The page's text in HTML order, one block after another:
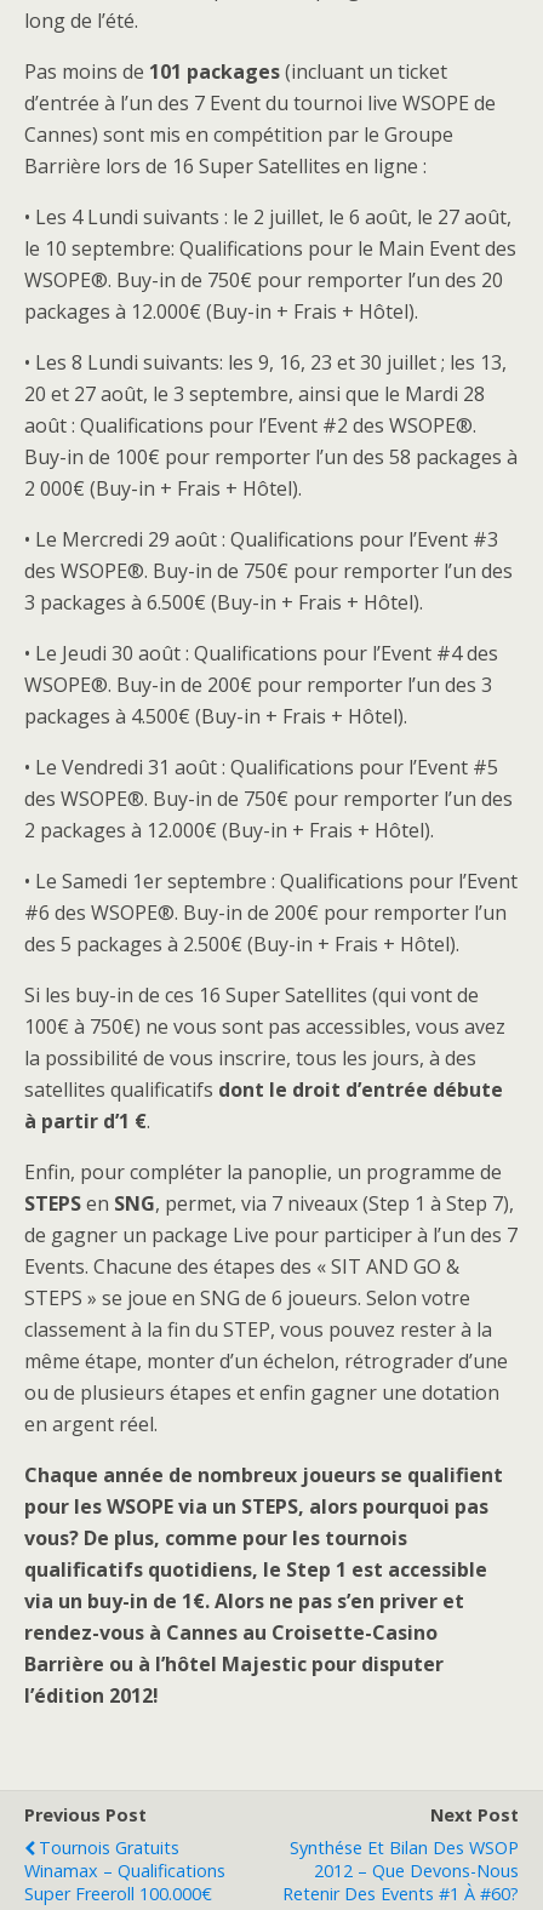
long de l’été.
Pas moins de 101 packages(incluant un ticket
d’entrée à l’un des 7 Event du tournoi live WSOPE de
Cannes) sont mis en compétition par le Groupe
Barrière lors de 16 Super Satellites en ligne :
• Les 4 Lundi suivants : le 2 juillet, le 6 août, le 27 août,
le 10 septembre: Qualifications pour le Main Event des
WSOPE®. Buy-in de 750€ pour remporter l’un des 20
packages à 12.000€ (Buy-in + Frais + Hôtel).
• Les 8 Lundi suivants: les 9, 16, 23 et 30 juillet ; les 13,
20 et 27 août, le 3 septembre, ainsi que le Mardi 28
août : Qualifications pour l’Event #2 des WSOPE®.
Buy-in de 100€ pour remporter l’un des 58 packages à
2 000€ (Buy-in + Frais + Hôtel).
• Le Mercredi 29 août : Qualifications pour l’Event #3
des WSOPE®. Buy-in de 750€ pour remporter l’un des
3 packages à 6.500€ (Buy-in + Frais + Hôtel).
• Le Jeudi 30 août : Qualifications pour l’Event #4 des
WSOPE®. Buy-in de 200€ pour remporter l’un des 3
packages à 4.500€ (Buy-in + Frais + Hôtel).
• Le Vendredi 31 août : Qualifications pour l’Event #5
des WSOPE®. Buy-in de 750€ pour remporter l’un des
2 packages à 12.000€ (Buy-in + Frais + Hôtel).
• Le Samedi 1er septembre : Qualifications pour l’Event
#6 des WSOPE®. Buy-in de 200€ pour remporter l’un
des 5 packages à 2.500€ (Buy-in + Frais + Hôtel).
Si les buy-in de ces 16 Super Satellites (qui vont de
100€ à 750€) ne vous sont pas accessibles, vous avez
la possibilité de vous inscrire, tous les jours, à des
satellites qualificatifs dont le droit d’entrée débute
à partir d’1 €.
Enfin, pour compléter la panoplie, un programme de
STEPSen SNG, permet, via 7 niveaux (Step 1 à Step 7),
de gagner un package Live pour participer à l’un des 7
Events. Chacune des étapes des « SIT AND GO &
STEPS » se joue en SNG de 6 joueurs. Selon votre
classement à la fin du STEP, vous pouvez rester à la
même étape, monter d’un échelon, rétrograder d’une
ou de plusieurs étapes et enfin gagner une dotation
en argent réel.
Chaque année de nombreux joueurs se qualifient
pour les WSOPE via un STEPS, alors pourquoi pas
vous? De plus, comme pour les tournois
qualificatifs quotidiens, le Step 1 est accessible
via un buy-in de 1€. Alors ne pas s’en priver et
rendez-vous à Cannes au Croisette-Casino
Barrière ou à l’hôtel Majestic pour disputer
l’édition 2012!
Previous Post
Tournois Gratuits
Winamax – Qualifications
Super Freeroll 100.000€
Next Post
Synthése Et Bilan Des WSOP
2012 – Que Devons-Nous
Retenir Des Events #1 À #60?